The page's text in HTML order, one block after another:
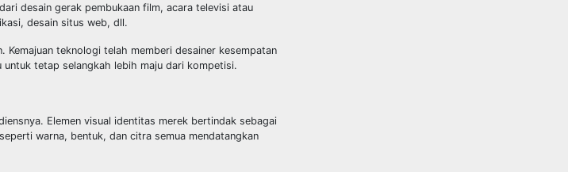
desain gerak pembukaan film, acara televisi atau
desain situs web, dll.
teknologi telah memberi desainer kesempatan
tetap selangkah lebih maju dari kompetisi.
Elemen visual identitas merek bertindak sebagai
warna, bentuk, dan citra semua mendatangkan